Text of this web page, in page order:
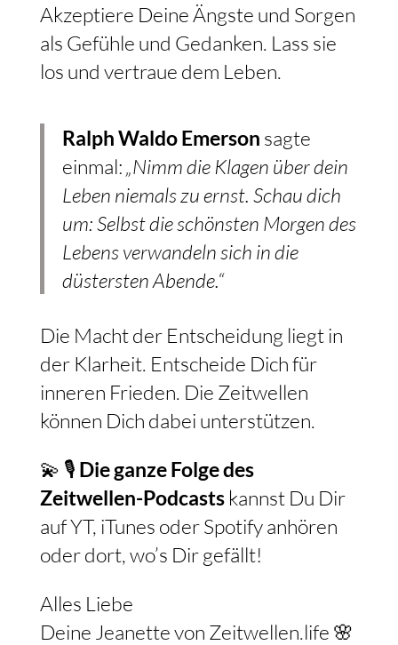
Akzeptiere Deine Ängste und Sorgen
als Gefühle und Gedanken. Lass sie
los und vertraue dem Leben.
Ralph Waldo Emerson sagte
einmal:„Nimm die Klagen über dein
Leben niemals zu ernst. Schau dich
um: Selbst die schönsten Morgen des
Lebens verwandeln sich in die
düstersten Abende.“
Die Macht der Entscheidung liegt in
der Klarheit. Entscheide Dich für
inneren Frieden. Die Zeitwellen
können Dich dabei unterstützen.
💫 🎙️ Die ganze Folge des
Zeitwellen-Podcastskannst Du Dir
auf YT, iTunes oder Spotify anhören
oder dort, wo’s Dir gefällt!
Alles Liebe
Deine Jeanette von Zeitwellen.life 🌸